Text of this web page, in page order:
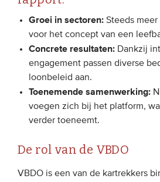
Podcasts
Video’s
Vereniging
Team
Bestuur
Groei in sectoren: Steeds
voor het concept van een
Concrete resultaten: Dankzij
engagement passen diverse
loonbeleid aan.
Toenemende samenwerking:
voegen zich bij het platform,
verder toeneemt.
De rol van de VBDO
VBDO is een van de kartrekkers